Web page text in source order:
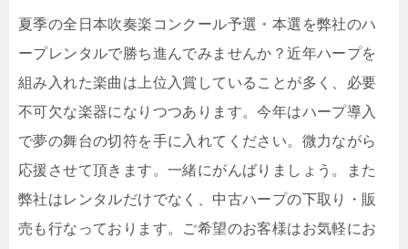
夏季の全日本吹奏楽コンクール予選・本選を弊社のハ
ープレンタルで勝ち進んでみませんか？近年ハープを
組み入れた楽曲は上位入賞していることが多く、必要
不可欠な楽器になりつつあります。今年はハープ導入
で夢の舞台の切符を手に入れてください。微力ながら
応援させて頂きます。一緒にがんばりましょう。また
弊社はレンタルだけでなく、中古ハープの下取り・販
売も行なっております。ご希望のお客様はお気軽にお